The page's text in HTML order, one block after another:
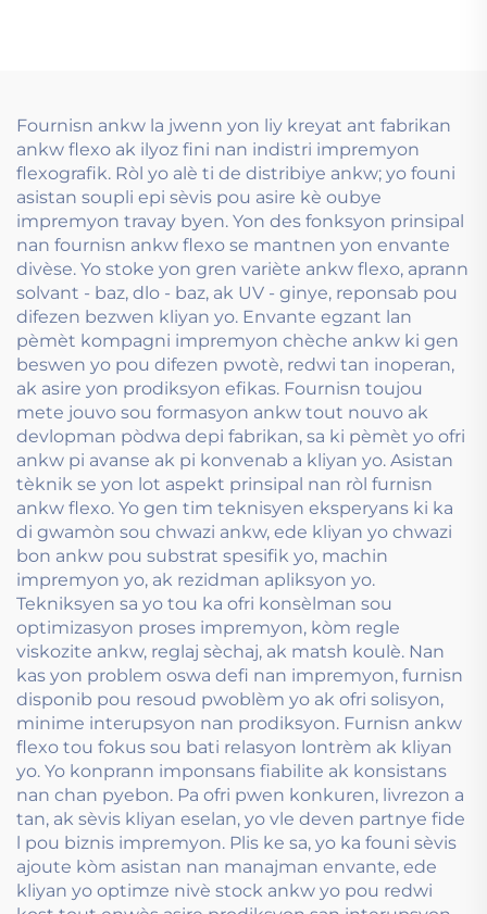
Fournisn ankw la jwenn yon liy kreyat ant fabrikan
ankw flexo ak ilyoz fini nan indistri impremyon
flexografik. Ròl yo alè ti de distribiye ankw; yo founi
asistan soupli epi sèvis pou asire kè oubye
impremyon travay byen. Yon des fonksyon prinsipal
nan fournisn ankw flexo se mantnen yon envante
divèse. Yo stoke yon gren variète ankw flexo, aprann
solvant - baz, dlo - baz, ak UV - ginye, reponsab pou
difezen bezwen kliyan yo. Envante egzant lan
pèmèt kompagni impremyon chèche ankw ki gen
beswen yo pou difezen pwotè, redwi tan inoperan,
ak asire yon prodiksyon efikas. Fournisn toujou
mete jouvo sou formasyon ankw tout nouvo ak
devlopman pòdwa depi fabrikan, sa ki pèmèt yo ofri
ankw pi avanse ak pi konvenab a kliyan yo. Asistan
tèknik se yon lot aspekt prinsipal nan ròl furnisn
ankw flexo. Yo gen tim teknisyen eksperyans ki ka
di gwamòn sou chwazi ankw, ede kliyan yo chwazi
bon ankw pou substrat spesifik yo, machin
impremyon yo, ak rezidman apliksyon yo.
Tekniksyen sa yo tou ka ofri konsèlman sou
optimizasyon proses impremyon, kòm regle
viskozite ankw, reglaj sèchaj, ak matsh koulè. Nan
kas yon problem oswa defi nan impremyon, furnisn
disponib pou resoud pwoblèm yo ak ofri solisyon,
minime interupsyon nan prodiksyon. Furnisn ankw
flexo tou fokus sou bati relasyon lontrèm ak kliyan
yo. Yo konprann imponsans fiabilite ak konsistans
nan chan pyebon. Pa ofri pwen konkuren, livrezon a
tan, ak sèvis kliyan eselan, yo vle deven partnye fide
l pou biznis impremyon. Plis ke sa, yo ka founi sèvis
ajoute kòm asistan nan manajman envante, ede
kliyan yo optimze nivè stock ankw yo pou redwi